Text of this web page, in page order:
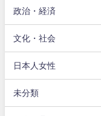
政治・経済
文化・社会
日本人女性
未分類